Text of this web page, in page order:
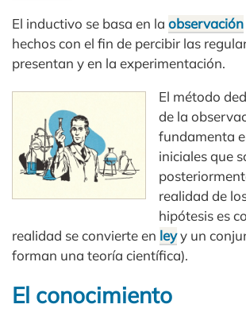
El inductivo se basa en la observación
hechos con el fin de percibir las
presentan y en la experimentación.
El método
de la
fundamenta
iniciales que
realidad de
hipótesis es
realidad se convierte en leyy un
forman una teoría científica).
El conocimiento